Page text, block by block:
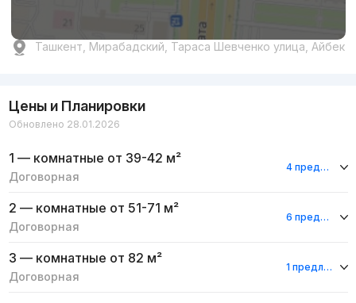
Ташкент, Мирабадский, Тараса Шевченко улица, Айбек
Цены и Планировки
Обновлено 28.01.2026
1 — комнатные от 39-42 м²
Договорная
4 предложения
2 — комнатные от 51-71 м²
Договорная
6 предложений
3 — комнатные от 82 м²
Договорная
1 предложение